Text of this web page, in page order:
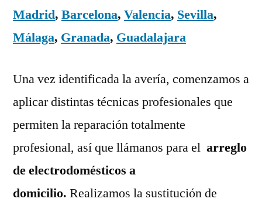
Madrid, Barcelona, Valencia, Sevilla,
Málaga, Granada, Guadalajara
Una vez identificada la avería, comenzamos a
aplicar distintas técnicas profesionales que
permiten la reparación totalmente
profesional, así que llámanos para el arreglo
de electrodomésticos a
domicilio. Realizamos la sustitución de